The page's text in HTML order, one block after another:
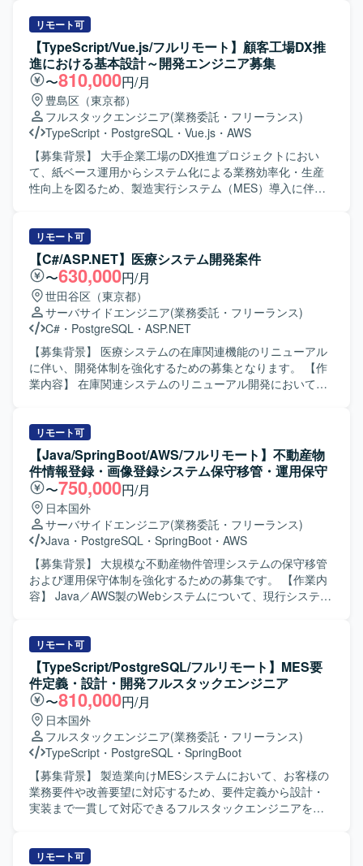
可用性を重視した設計思想をお持ちの方を求めておりま
す。アーキテクチャの意図や設計判断をわかりやすく説
明・展開できる方を歓迎いたします。トレードオフを整理
しながら現実的な意思決定ができる方や、初期フェーズか
ら長期運用を見据えた拡張性ある設計ができる方にご参画
いただきたいと考えております。 【ポジションの魅力】 高
トラフィックかつ大量データを扱う人事統合基盤の中核シ
ステムにおいて、アーキテクチャ設計から実装、運用まで
一貫して携わることができます。マイクロサービス間連携
やイベント駆動アーキテクチャなどの先進的な技術要素を
活用しながら、長期的なプロジェクトに深く関与していた
境】 言語はGoを使用いたします。インフラはAWS上で構築
され、ECS、RDS、ElastiCache、SQS、SNS、
EventBridge、Lambdaなどを利用いたします。データベー
スはRDB（PostgreSQLやAurora MySQLなど）およびRedis
を用いて構成されております。GitHub、Slack、Backlogな
どのツールを利用し、AIアシスタントとしてClaude
Code（Anthropic）を開発・業務に積極的に活用しておりま
す。
総合テストまで一連の工程を実施していただきます。ま
た、Javaの既存コードのロジックを読み解き、仕様理解や
調査を行っていただきます。 【求める人物像】 既存システ
ムの仕様をキャッチアップしながら、粘り強くロジックを
読み解き、着実に改修を進めていただける方を求めていま
す。周囲とコミュニケーションを取りながら、設計からテ
ストまで責任感を持って対応いただける方が望ましいで
す。 【ポジションの魅力】 COBOLを中心としたレガシー
システムの改修経験を積みつつ、Javaソースの読解やAWS
環境、RDBMSなど周辺技術にも触れられる案件です。上流
からテストまで一連の工程に関わることで、設計力やテス
使用し、Javaソース確認用にEclipseを利用します。インフ
ラはAWS環境上でAurora / PostgreSQLを使用し、OSは
Windowsとなります。JP1を用いたジョブ管理も行います。
リモート可
【TypeScript/Vue.js/フルリモート】顧客工場DX推
進における基本設計～開発エンジニア募集
〜810,000円/月
豊島区（東京都）
フルスタックエンジニア(業務委託・フリーランス)
TypeScript ・ PostgreSQL ・ Vue.js ・ AWS
【募集背景】 大手企業工場のDX推進プロジェクトにおい
て、紙ベース運用からシステム化による業務効率化・生産
性向上を図るため、製造実行システム（MES）導入に伴う
だきます。製造実行システム（MES）導入フェーズにおけ
る基本設計からテストまでの工程を担当し、必要に応じて
顧客との打合せにも参加いただきます。既に参画している
PM/PLおよびBPメンバーと連携しながら、現場帳票の業務
を理解したうえでシステム要件への落とし込みや実装を進
めていただきます。 【求める人物像】 製造業の業務や現場
帳票の役割を理解しながら、自ら主体的に課題を整理し提
案・実装までつなげられる方を求めております。チームメ
ンバーや顧客と円滑にコミュニケーションを取りつつ、基
本設計以降の工程を着実に推進いただける方が望ましいで
ム化といった上流から一連の工程に関わることができま
す。プロジェクトにはPM/PLやBPメンバーが複数参画して
おり、フォロー体制の中で製造業向けシステム開発の知見
やスキルを体系的に習得できる環境です。 【開発環境】 フ
ロントエンドはTypeScript（JavaScript）とVue.js、バック
エンドはTypeScript（JavaScript）とNode.jsを用い、デー
タベースにPostgreSQL、インフラにAWSを利用した構成と
なっております。
リモート可
【C#/ASP.NET】医療システム開発案件
〜630,000円/月
世田谷区（東京都）
サーバサイドエンジニア(業務委託・フリーランス)
C# ・ PostgreSQL ・ ASP.NET
【募集背景】 医療システムの在庫関連機能のリニューアル
に伴い、開発体制を強化するための募集となります。 【作
業内容】 在庫関連システムのリニューアル開発において、
映、実装、単体・結合テスト、関連ドキュメントの作成な
どを行っていただきます。 【求める人物像】 医療業界特有
の業務やルールを理解しようとする姿勢があり、ドキュメ
ントを丁寧に作成できる方を求めております。チームメン
バーと積極的にコミュニケーションを取りながら、設計意
図を共有しつつ開発を進められる方が望ましいです。 【ポ
ジションの魅力】 医療分野における在庫管理という社会的
意義の高い領域に携わることができ、長期的な継続開発を
通じて業務知識と技術力の双方を高めていただけます。基
本設計以降の上流工程から参画できるため、設計スキルを
磨きつつC#での開発経験をより深化させることができま
にはPostgreSQLなどのリレーショナルデータベースを利用
する構成となります。
リモート可
【Java/SpringBoot/AWS/フルリモート】不動産物
件情報登録・画像登録システム保守移管・運用保守
〜750,000円/月
日本国外
サーバサイドエンジニア(業務委託・フリーランス)
Java ・ PostgreSQL ・ SpringBoot ・ AWS
【募集背景】 大規模な不動産物件管理システムの保守移管
および運用保守体制を強化するための募集です。 【作業内
容】 Java／AWS製のWebシステムについて、現行システム
種機能の運用保守や改修対応を行っていただきます。 【求
める人物像】 既存の大規模システムのコードを読み解きな
がら、仕様を整理し再構成していく作業に主体的に取り組
んでいただける方を求めています。関係者と連携しながら
丁寧にシステム理解を深めていける方が望ましいです。
【ポジションの魅力】 不動産領域における大規模Webシス
テムの保守移管から運用保守まで一連の工程に関わること
ができ、Java／Spring Boot／AWSなどの技術スタックを活
かしながら長期的に経験を積んでいただけます。既存シス
テムの解析力やリファクタリング力を高める機会も多い環
境です。 【開発環境】 Java、Spring Boot、Spring Batch、
リモート可
【TypeScript/PostgreSQL/フルリモート】MES要
件定義・設計・開発フルスタックエンジニア
〜810,000円/月
日本国外
フルスタックエンジニア(業務委託・フリーランス)
TypeScript ・ PostgreSQL ・ SpringBoot
【募集背景】 製造業向けMESシステムにおいて、お客様の
業務要件や改善要望に対応するため、要件定義から設計・
実装まで一貫して対応できるフルスタックエンジニアを募
リング結果をもとに機能設計や仕様提案を実施いたしま
リモート可